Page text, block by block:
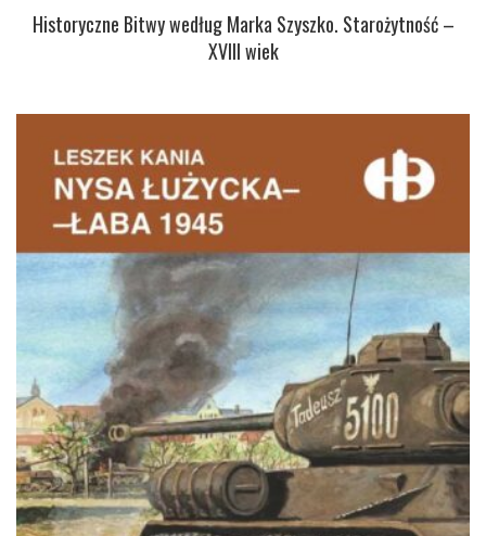
Historyczne Bitwy według Marka Szyszko. Starożytność –
XVIII wiek